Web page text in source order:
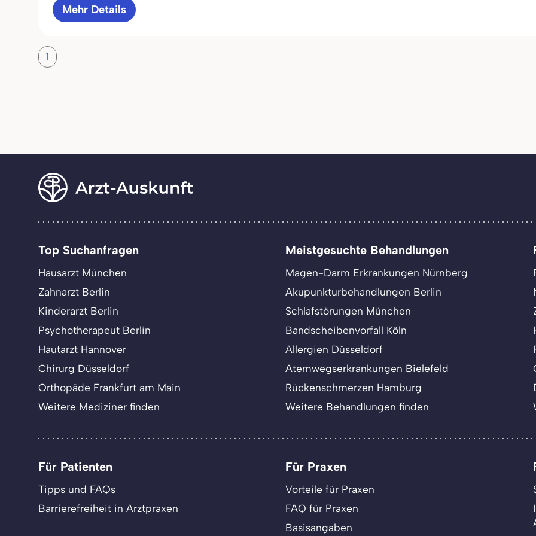
Mehr Details
1
Top Suchanfragen
Hausarzt München
Zahnarzt Berlin
Kinderarzt Berlin
Psychotherapeut Berlin
Hautarzt Hannover
Chirurg Düsseldorf
Orthopäde Frankfurt am Main
Weitere Mediziner finden
Meistgesuchte Behandlungen
Magen-Darm Erkrankungen Nürnberg
Akupunkturbehandlungen Berlin
Schlafstörungen München
Bandscheibenvorfall Köln
Allergien Düsseldorf
Atemwegserkrankungen Bielefeld
Rückenschmerzen Hamburg
Weitere Behandlungen finden
Für Patienten
Tipps und FAQs
Barrierefreiheit in Arztpraxen
Für Praxen
Vorteile für Praxen
FAQ für Praxen
Basisangaben